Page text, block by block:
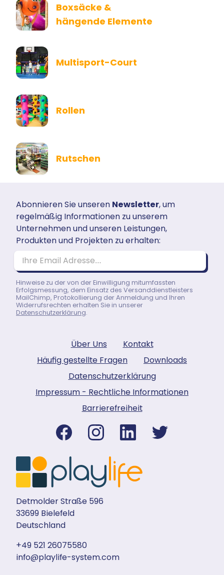
Boxsäcke &
hängende Elemente
Multisport-Court
Rollen
Rutschen
Abonnieren Sie unseren Newsletter, um
regelmäßig Informationen zu unserem
Unternehmen und unseren Leistungen,
Produkten und Projekten zu erhalten:
Ihre Email Adresse…
Hinweise zu der von der Einwilligung mitumfassten
Erfolgsmessung, dem Einsatz des Versanddienstleisters
MailChimp, Protokollierung der Anmeldung und Ihren
Widerrufsrechten erhalten Sie in unserer
Datenschutzerklärung.
Über Uns
Kontakt
Häufig gestellte Fragen
Downloads
Datenschutzerklärung
Impressum - Rechtliche Informationen
Barrierefreiheit
Detmolder Straße 596
33699 Bielefeld
Deutschland
+49 521 26075580
info@playlife-system.com